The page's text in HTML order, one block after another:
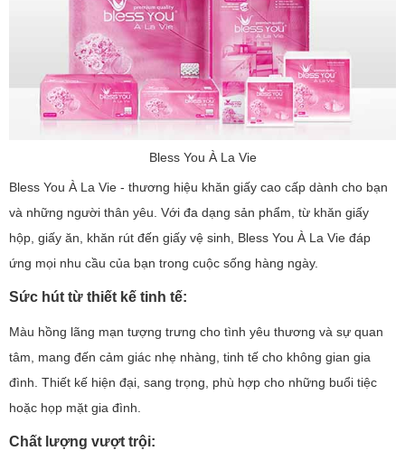
Bless You À La Vie
Bless You À La Vie - thương hiệu khăn giấy cao cấp dành cho bạn
và những người thân yêu. Với đa dạng sản phẩm, từ khăn giấy
hộp, giấy ăn, khăn rút đến giấy vệ sinh, Bless You À La Vie đáp
ứng mọi nhu cầu của bạn trong cuộc sống hàng ngày.
Sức hút từ thiết kế tinh tế:
Màu hồng lãng mạn tượng trưng cho tình yêu thương và sự quan
tâm, mang đến cảm giác nhẹ nhàng, tinh tế cho không gian gia
đình. Thiết kế hiện đại, sang trọng, phù hợp cho những buổi tiệc
hoặc họp mặt gia đình.
Chất lượng vượt trội: